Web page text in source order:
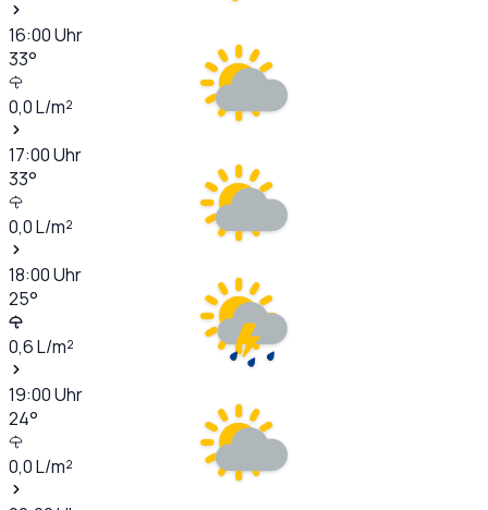
16:00Uhr
33°
0,0L/m²
17:00Uhr
33°
0,0L/m²
18:00Uhr
25°
0,6L/m²
19:00Uhr
24°
0,0L/m²